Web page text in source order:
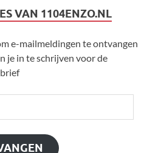
VAN 1104ENZO.NL
e-mailmeldingen te ontvangen
je in te schrijven voor de